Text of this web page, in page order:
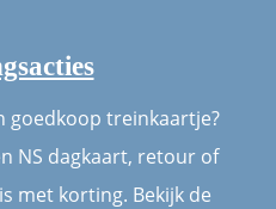
goedkoop treinkaartje?
NS dagkaart, retour of
met korting. Bekijk de